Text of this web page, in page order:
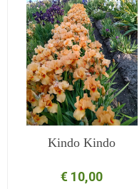
Kindo Kindo
€ 10,00